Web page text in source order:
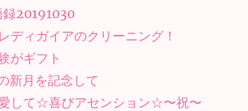
20191030
ディガイアのクリーニング！
がギフト
新月を記念して
して☆喜びアセンション☆〜祝〜